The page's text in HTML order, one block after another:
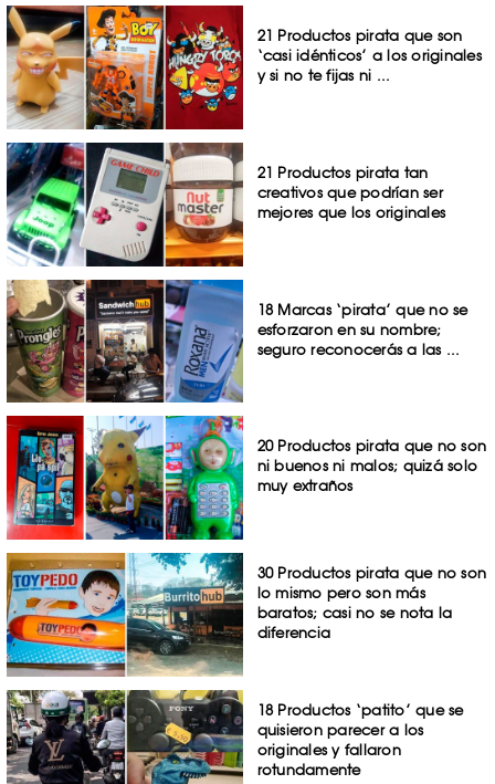
21 Productos pirata que son
‘casi idénticos’ a los originales
y si no te fijas ni ...
21 Productos pirata tan
creativos que podrían ser
mejores que los originales
18 Marcas ‘pirata’ que no se
esforzaron en su nombre;
seguro reconocerás a las ...
20 Productos pirata que no son
ni buenos ni malos; quizá solo
muy extraños
30 Productos pirata que no son
lo mismo pero son más
baratos; casi no se nota la
diferencia
18 Productos ‘patito’ que se
quisieron parecer a los
originales y fallaron
rotundamente